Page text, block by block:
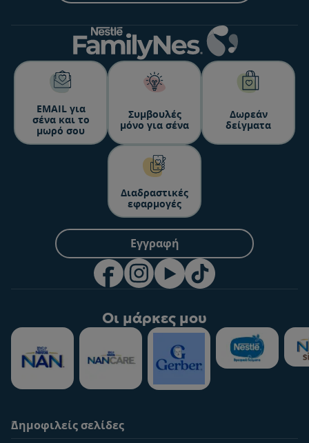
ΕΜΑΙL για
σένα και το
μωρό σου
Συμβουλές
μόνο για σένα
Δωρεάν
δείγματα
Διαδραστικές
εφαρμογές
Εγγραφή
Οι μάρκες μου
Δημοφιλείς σελίδες